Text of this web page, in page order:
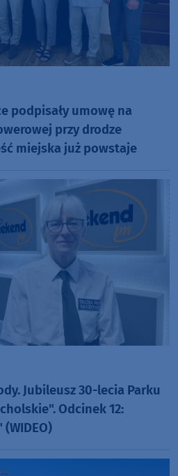
podpisały umowę na
przy drodze
miejska już powstaje
Jubileusz 30-lecia Parku
Odcinek 12: